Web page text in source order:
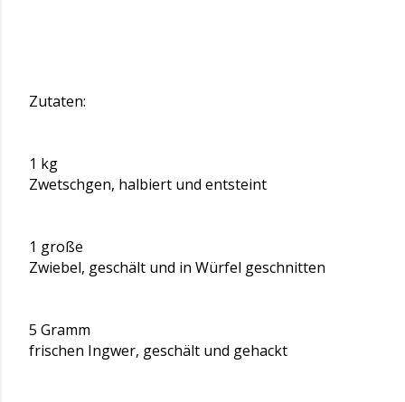
Zutaten:
1 kg
Zwetschgen, halbiert und entsteint
1 große
Zwiebel, geschält und in Würfel geschnitten
5 Gramm
frischen Ingwer, geschält und gehackt